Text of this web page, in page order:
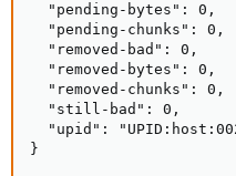
  "pending-bytes": 0,
  "pending-chunks": 0,
  "removed-bad": 0,
  "removed-bytes": 0,
  "removed-chunks": 0,
  "still-bad": 0,
"upid":
}